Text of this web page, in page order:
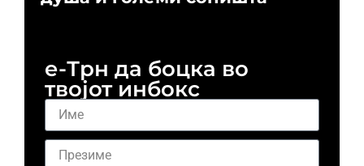
е-Трн да боцка во
твојот инбокс